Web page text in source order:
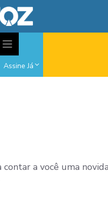
Assine Já
a você uma